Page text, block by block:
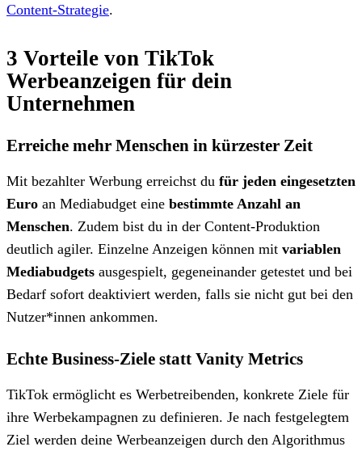
Content-Strategie.
3 Vorteile von TikTok
Werbeanzeigen für dein
Unternehmen
Erreiche mehr Menschen in kürzester Zeit
Mit bezahlter Werbung erreichst du für jeden eingesetzten
Euro an Mediabudget eine bestimmte Anzahl an
Menschen. Zudem bist du in der Content-Produktion
deutlich agiler. Einzelne Anzeigen können mit variablen
Mediabudgets ausgespielt, gegeneinander getestet und bei
Bedarf sofort deaktiviert werden, falls sie nicht gut bei den
Nutzer*innen ankommen.
Echte Business-Ziele statt Vanity Metrics
TikTok ermöglicht es Werbetreibenden, konkrete Ziele für
ihre Werbekampagnen zu definieren. Je nach festgelegtem
Ziel werden deine Werbeanzeigen durch den Algorithmus